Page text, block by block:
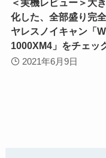
＜実機レビュー＞大
化した、全部盛り完
ヤレスノイキャン「
1000XM4」をチェッ
2021年6月9日